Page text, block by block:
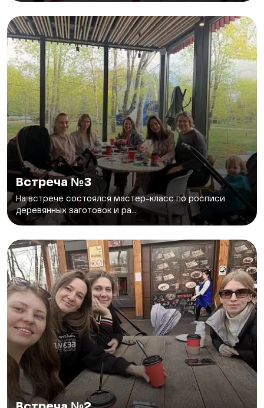
Встреча №3
На встрече состоялся мастер-класс по росписи
деревянных заготовок и ра...